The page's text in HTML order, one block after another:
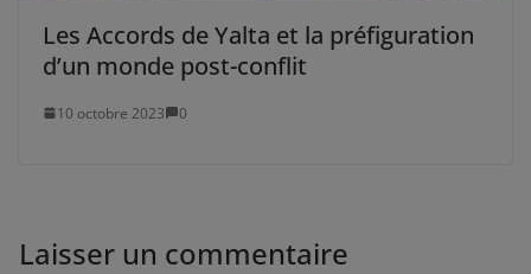
Les Accords de Yalta et la préfiguration
d’un monde post-conflit
10 octobre 2023 0
Laisser un commentaire